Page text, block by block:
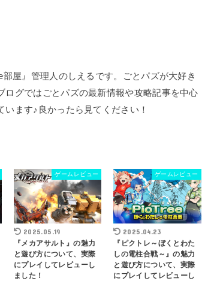
屋』管理人のしえるです。ごとパズが大好き
ログではごとパズの最新情報や攻略記事を中心
ます♪良かったら見てください！
ゲームレビュー
2025.05.19
『メカアサルト』の魅力
と遊び方について、実際
にプレイしてレビューし
ました！
ゲームレビュー
2025.04.23
『ピクトレ～ぼくとわた
しの電柱合戦～』の魅力
と遊び方について、実際
にプレイしてレビューし